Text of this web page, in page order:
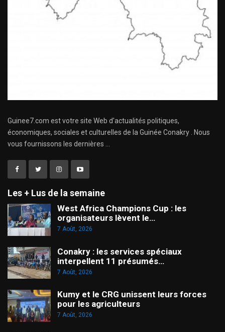
Guinee7.com est votre site Web d'actualités politiques,
économiques, sociales et culturelles de la Guinée Conakry . Nous
vous fournissons les dernières ...
Les + Lus de la semaine
West Africa Champions Cup : les
organisateurs lèvent le…
7 Août, 2026
Conakry : les services spéciaux
interpellent 11 présumés…
7 Août, 2026
Kumy et le CRG unissent leurs forces
pour les agriculteurs
7 Août, 2026